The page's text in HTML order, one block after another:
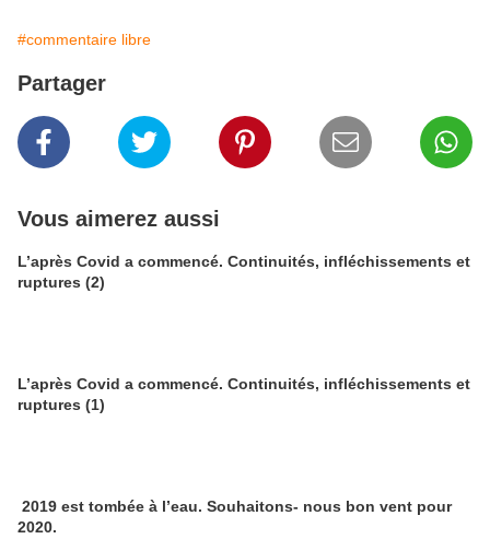
#commentaire libre
Partager
Vous aimerez aussi
L’après Covid a commencé. Continuités, infléchissements et
ruptures (2)
L’après Covid a commencé. Continuités, infléchissements et
ruptures (1)
2019 est tombée à l’eau. Souhaitons- nous bon vent pour
2020.